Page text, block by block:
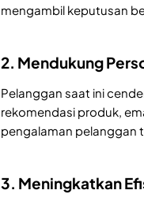
mengambil keputusan
2. Mendukung
Pelanggan saat ini
rekomendasi produk,
pengalaman pelanggan
3. Meningkatkan